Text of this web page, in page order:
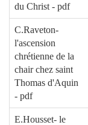
du Christ - pdf
C.Raveton-
l'ascension
chrétienne de la
chair chez saint
Thomas d'Aquin
- pdf
E.Housset- le